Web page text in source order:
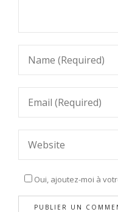
Oui, ajoutez-moi à